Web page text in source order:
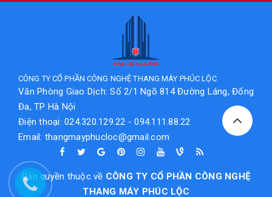
CÔNG TY CỔ PHẦN CÔNG NGHỆ THANG MÁY PHÚC LỘC
Văn Phòng Giao Dịch: Số 2/1 Ngõ 814 Đường Láng, Đống
Đa, TP Hà Nội
Điện thoại: 024.320.129.22 - 094.111.88.22
Email: thangmayphucloc@gmail.com
Bản quyền thuộc về CÔNG TY CỔ PHẦN CÔNG NGHỆ
THANG MÁY PHÚC LỘC